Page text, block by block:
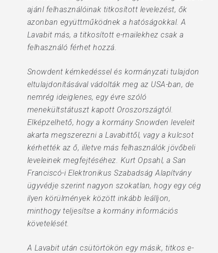
ajánl felhasználóinak titkosított levelezést, ők
azonban együttműködnek a hatóságokkal. A
Lavabit más, a titkosított e-mailekhez csak a
felhasználó férhet hozzá.
Snowdent kémkedéssel és kormányzati tulajdon
eltulajdonításával vádolták meg az USA-ban, de
nemrég ideiglenes, egy évre szóló
menekültstátuszt kapott Oroszországtól.
Elképzelhető, hogy a kormány Snowden leveleit
akarta megszerezni a Lavabittől, vagy a kulcsot
kérhették az ő, illetve más felhasználók jövőbeli
leveleinek megfejtéséhez. Kurt Opsahl, a San
Franciscó-i Elektronikus Szabadság Alapítvány
ügyvédje szerint nagyon szokatlan, hogy egy cég
ilyen körülmények között inkább leálljon,
minthogy teljesítse a kormány információs
követelését.
A Lavabit után csütörtökön egy másik, titkos e-